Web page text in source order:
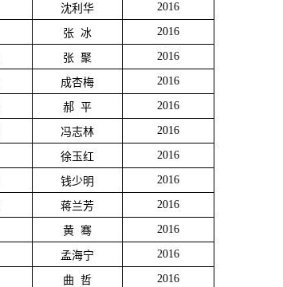
沈利华 2016
张 冰 2016
张 聚 2016
成杏梅 2016
郝 平 2016
冯志林 2016
徐玉红 2016
钱少明 2016
蒋兰芳 2016
黄 骞 2016
孟海宁 2016
曲 哲 2016